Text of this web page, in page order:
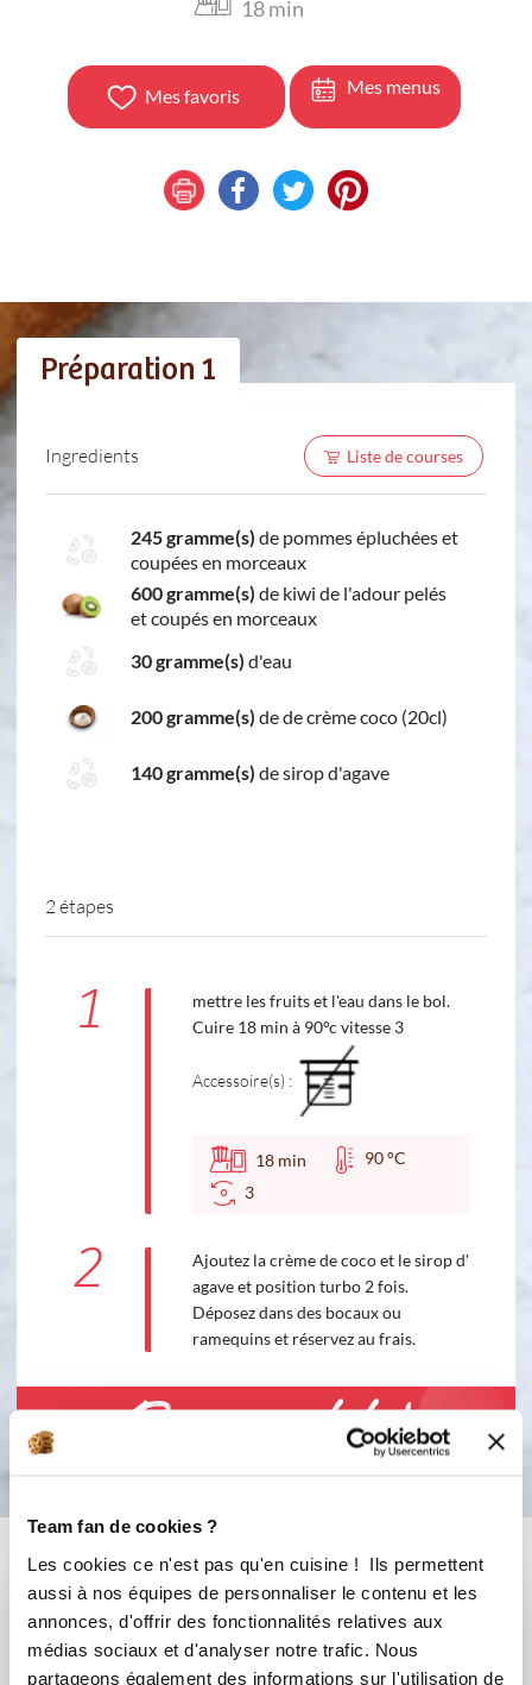
Team fan de cookies ?
Les cookies ce n'est pas qu'en cuisine ! Ils permettent
aussi à nos équipes de personnaliser le contenu et les
annonces, d'offrir des fonctionnalités relatives aux
médias sociaux et d'analyser notre trafic. Nous
partageons également des informations sur l'utilisation de
18min
Mes favoris Mes menus
Préparation 1
Ingredients Liste de courses
245 gramme(s) de pommes épluchées et
coupées en morceaux
600 gramme(s) de kiwi de l'adour pelés
et coupés en morceaux
30 gramme(s) d'eau
200 gramme(s) de de crème coco (20cl)
140 gramme(s) de sirop d'agave
2 étapes
1
mettre les fruits et l'eau dans le bol.
Cuire 18 min à 90°c vitesse 3
Accessoire(s) :
18 min
90 °C
3
2
Ajoutez la crème de coco et le sirop d'
agave et position turbo 2 fois.
Déposez dans des bocaux ou
ramequins et réservez au frais.
Bon appétit !
Vous aimerez aussi ...